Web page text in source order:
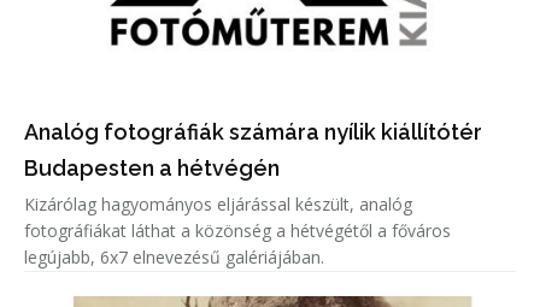
Analóg fotográfiák számára nyílik kiállítótér
Budapesten a hétvégén
Kizárólag hagyományos eljárással készült, analóg
fotográfiákat láthat a közönség a hétvégétől a főváros
legújabb, 6x7 elnevezésű galériájában.